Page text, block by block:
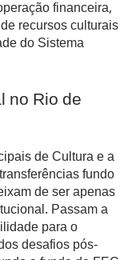
financeira,
recursos culturais
do Sistema
no Rio de
de Cultura e a
fundo
de ser apenas
Passam a
para o
desafios pós-